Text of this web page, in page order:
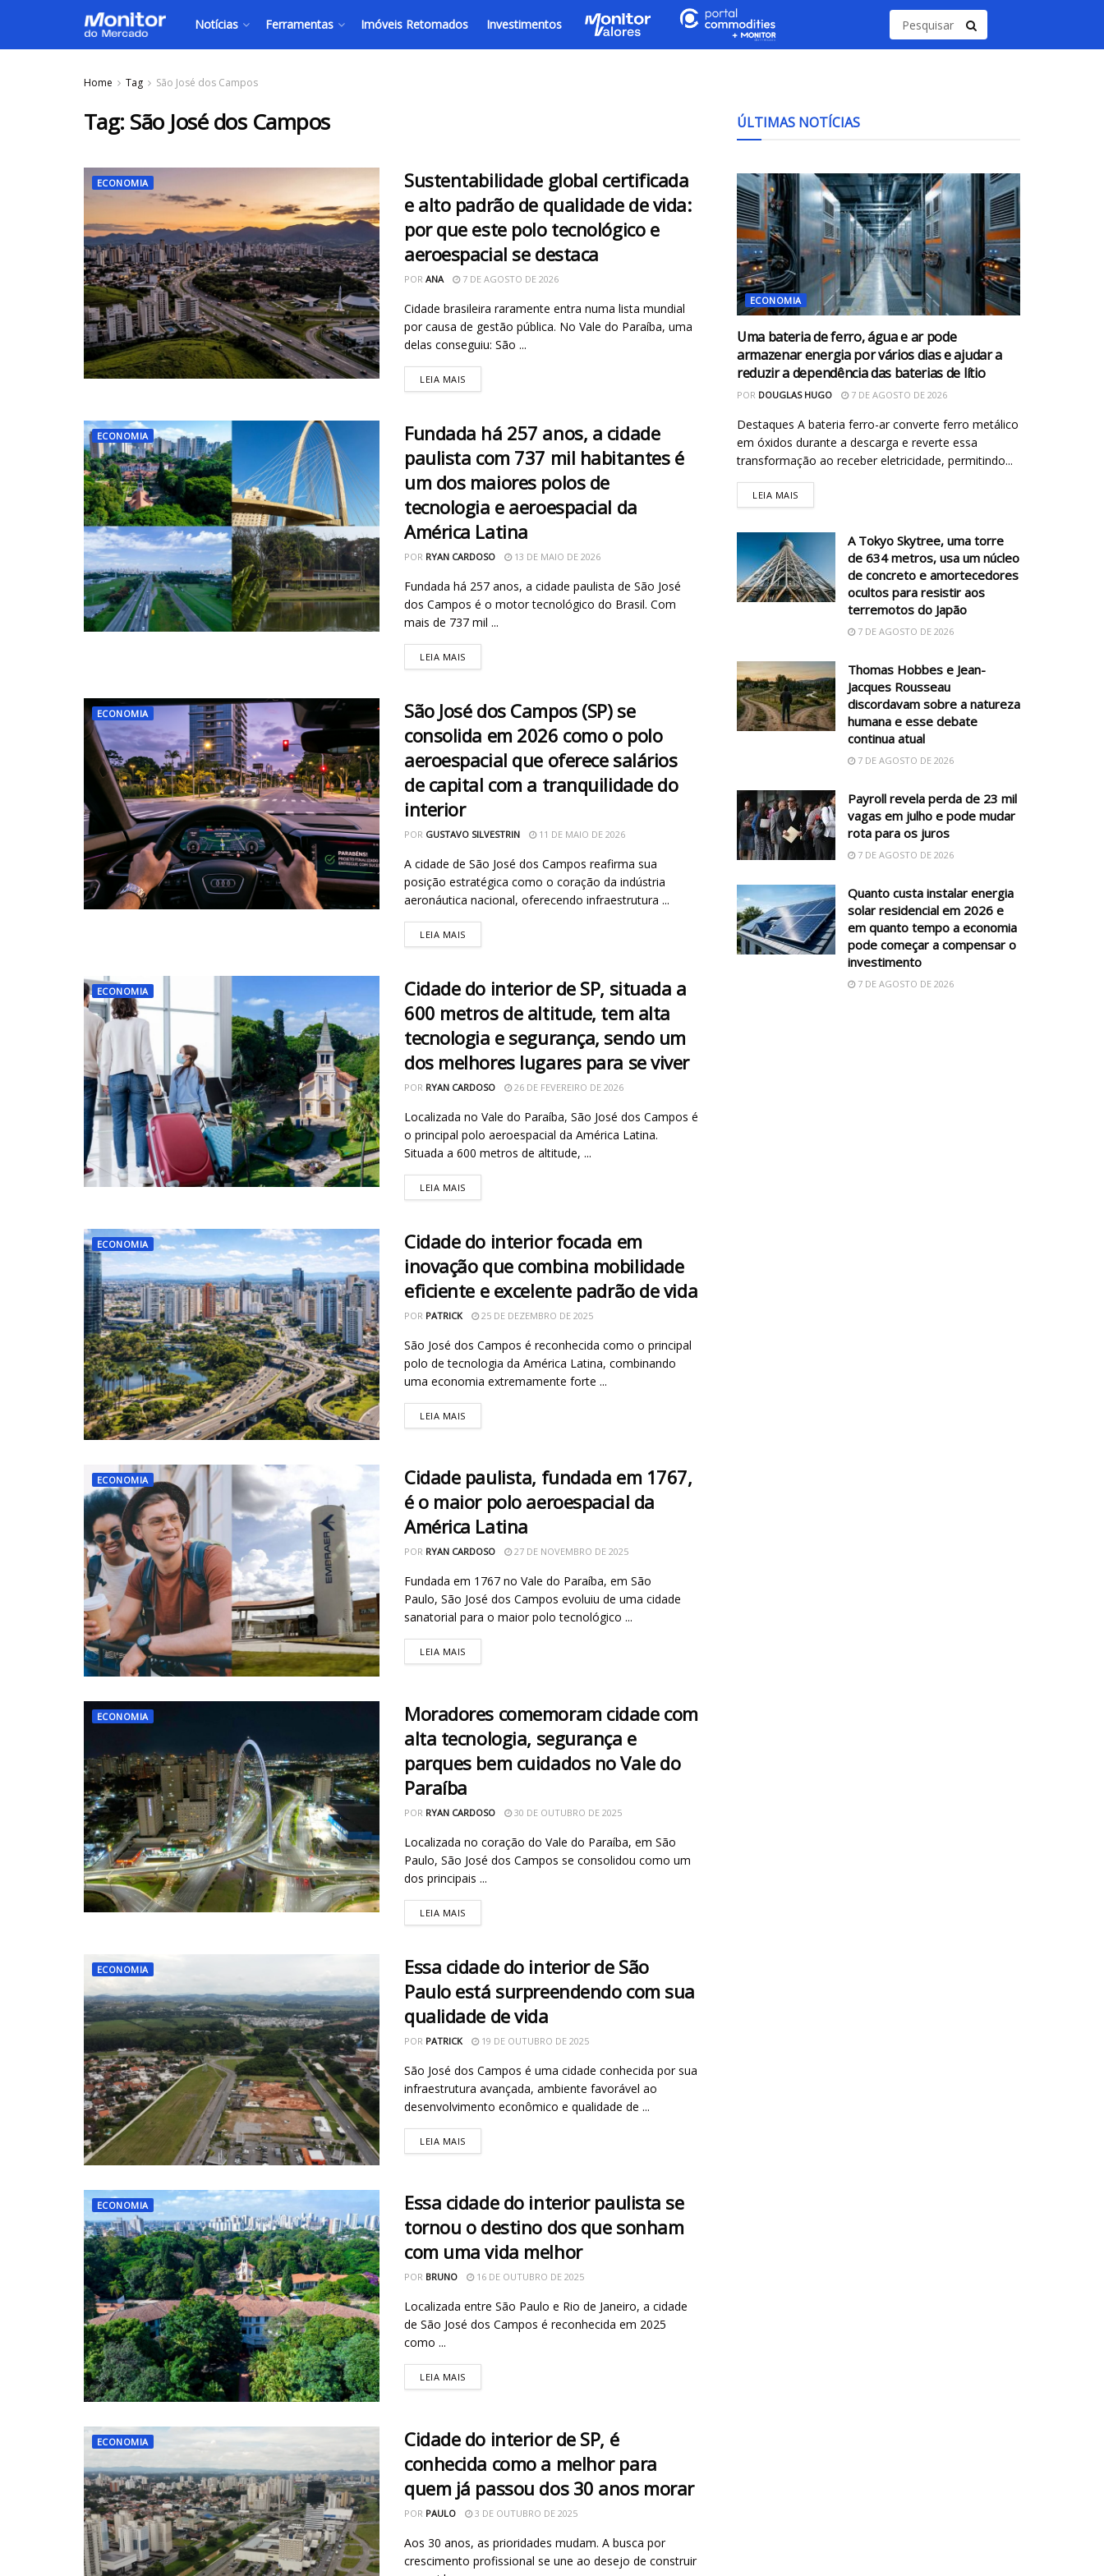
Notícias Ferramentas Imóveis Retomados Investimentos
Home Tag São José dos Campos
Tag: São José dos Campos
ECONOMIA
Sustentabilidade global certificada
e alto padrão de qualidade de vida:
por que este polo tecnológico e
aeroespacial se destaca
POR ANA 7 DE AGOSTO DE 2026
Cidade brasileira raramente entra numa lista mundial
por causa de gestão pública. No Vale do Paraíba, uma
delas conseguiu: São ...
LEIA MAIS
ECONOMIA
Fundada há 257 anos, a cidade
paulista com 737 mil habitantes é
um dos maiores polos de
tecnologia e aeroespacial da
América Latina
POR RYAN CARDOSO 13 DE MAIO DE 2026
Fundada há 257 anos, a cidade paulista de São José
dos Campos é o motor tecnológico do Brasil. Com
mais de 737 mil ...
LEIA MAIS
ECONOMIA
São José dos Campos (SP) se
consolida em 2026 como o polo
aeroespacial que oferece salários
de capital com a tranquilidade do
interior
POR GUSTAVO SILVESTRIN 11 DE MAIO DE 2026
A cidade de São José dos Campos reafirma sua
posição estratégica como o coração da indústria
aeronáutica nacional, oferecendo infraestrutura ...
LEIA MAIS
ECONOMIA
Cidade do interior de SP, situada a
600 metros de altitude, tem alta
tecnologia e segurança, sendo um
dos melhores lugares para se viver
POR RYAN CARDOSO 26 DE FEVEREIRO DE 2026
Localizada no Vale do Paraíba, São José dos Campos é
o principal polo aeroespacial da América Latina.
Situada a 600 metros de altitude, ...
LEIA MAIS
ECONOMIA
Cidade do interior focada em
inovação que combina mobilidade
eficiente e excelente padrão de vida
POR PATRICK 25 DE DEZEMBRO DE 2025
São José dos Campos é reconhecida como o principal
polo de tecnologia da América Latina, combinando
uma economia extremamente forte ...
LEIA MAIS
ECONOMIA
Cidade paulista, fundada em 1767,
é o maior polo aeroespacial da
América Latina
POR RYAN CARDOSO 27 DE NOVEMBRO DE 2025
Fundada em 1767 no Vale do Paraíba, em São
Paulo, São José dos Campos evoluiu de uma cidade
sanatorial para o maior polo tecnológico ...
LEIA MAIS
ECONOMIA
Moradores comemoram cidade com
alta tecnologia, segurança e
parques bem cuidados no Vale do
Paraíba
POR RYAN CARDOSO 30 DE OUTUBRO DE 2025
Localizada no coração do Vale do Paraíba, em São
Paulo, São José dos Campos se consolidou como um
dos principais ...
LEIA MAIS
ECONOMIA
Essa cidade do interior de São
Paulo está surpreendendo com sua
qualidade de vida
POR PATRICK 19 DE OUTUBRO DE 2025
São José dos Campos é uma cidade conhecida por sua
infraestrutura avançada, ambiente favorável ao
desenvolvimento econômico e qualidade de ...
LEIA MAIS
ECONOMIA
Essa cidade do interior paulista se
tornou o destino dos que sonham
com uma vida melhor
POR BRUNO 16 DE OUTUBRO DE 2025
Localizada entre São Paulo e Rio de Janeiro, a cidade
de São José dos Campos é reconhecida em 2025
como ...
LEIA MAIS
ECONOMIA
Cidade do interior de SP, é
conhecida como a melhor para
quem já passou dos 30 anos morar
POR PAULO 3 DE OUTUBRO DE 2025
Aos 30 anos, as prioridades mudam. A busca por
crescimento profissional se une ao desejo de construir
ÚLTIMAS NOTÍCIAS
ECONOMIA
Uma bateria de ferro, água e ar pode
armazenar energia por vários dias e ajudar a
reduzir a dependência das baterias de lítio
POR DOUGLAS HUGO 7 DE AGOSTO DE 2026
Destaques A bateria ferro-ar converte ferro metálico
em óxidos durante a descarga e reverte essa
transformação ao receber eletricidade, permitindo...
LEIA MAIS
A Tokyo Skytree, uma torre
de 634 metros, usa um núcleo
de concreto e amortecedores
ocultos para resistir aos
terremotos do Japão
7 DE AGOSTO DE 2026
Thomas Hobbes e Jean-
Jacques Rousseau
discordavam sobre a natureza
humana e esse debate
continua atual
7 DE AGOSTO DE 2026
Payroll revela perda de 23 mil
vagas em julho e pode mudar
rota para os juros
7 DE AGOSTO DE 2026
Quanto custa instalar energia
solar residencial em 2026 e
em quanto tempo a economia
pode começar a compensar o
investimento
7 DE AGOSTO DE 2026